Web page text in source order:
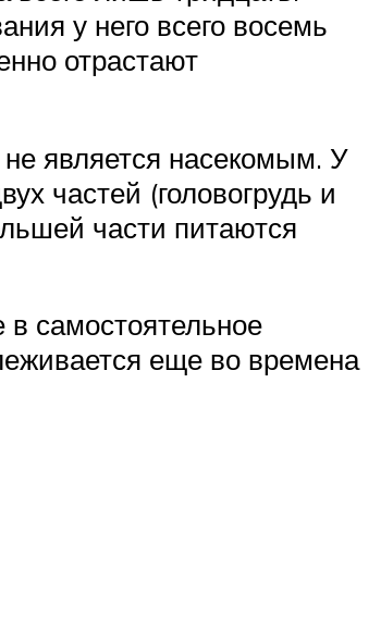
у него всего восемь
отрастают
не является насекомым. У
частей (головогрудь и
части питаются
самостоятельное
еще во времена